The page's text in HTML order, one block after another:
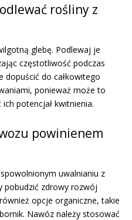
rośliny z
glebę. Podlewaj je
częstotliwość podczas
dopuścić do całkowitego
ponieważ może to
potencjał kwitnienia.
powinienem
uwalnianiu z
pobudzić zdrowy rozwój
opcje organiczne, takie
Nawóz należy stosować